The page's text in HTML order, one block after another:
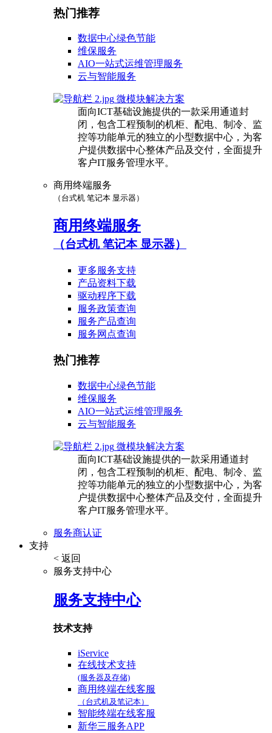
热门推荐
数据中心绿色节能
维保服务
AIO一站式运维管理服务
云与智能服务
微模块解决方案
面向ICT基础设施提供的一款采用通道封
闭，包含工程预制的机柜、配电、制冷、监
控等功能单元的独立的小型数据中心，为客
户提供数据中心整体产品及交付，全面提升
客户IT服务管理水平。
商用终端服务
（台式机 笔记本 显示器）
商用终端服务
（台式机 笔记本 显示器）
更多服务支持
产品资料下载
驱动程序下载
服务政策查询
服务产品查询
服务网点查询
热门推荐
数据中心绿色节能
维保服务
AIO一站式运维管理服务
云与智能服务
微模块解决方案
面向ICT基础设施提供的一款采用通道封
闭，包含工程预制的机柜、配电、制冷、监
控等功能单元的独立的小型数据中心，为客
户提供数据中心整体产品及交付，全面提升
客户IT服务管理水平。
服务商认证
支持
< 返回
服务支持中心
服务支持中心
技术支持
iService
在线技术支持
(服务器及存储)
商用终端在线客服
（台式机及笔记本）
智能终端在线客服
新华三服务APP